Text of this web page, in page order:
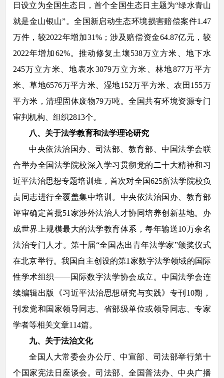
日设立为全国生态日，首个全国生态日主题为“绿水青山
就是金山银山”。全国新启动生态环境损害赔偿案件1.47
万件，较2022年增加31%；涉及赔偿资金64.87亿元，较
2022年增加62%。推动修复土壤538万立方米、地下水
245万立方米、地表水3079万立方米、林地877万平方
米、草地6576万平方米、湿地152万平方米、农田155万
平方米，清理固体废物79万吨。全国共有环境资源专门
审判机构、组织2813个。
八、关于法学教育和法学理论研究
中央依法治国办、司法部、教育部、中国法学会联
合举办全国法学院校深入学习贯彻党的二十大精神和习
近平法治思想专题培训班，首次对全国625所法学院校负
责同志进行全覆盖集中培训。中央依法治国办、教育部
评审确定首批51家涉外法治人才协同培养创新基地。办
成世界上规模最大的法学教育体系，每年输送10万余名
法治专门人才。第十届“全国杰出青年法学家”颁奖仪式
在北京举行。我国自主创设的第1家数字法学领域的国际
性学术组织——国际数字法学协会成立。中国法学会连
续编辑出版《习近平法治思想研究与实践》专刊10期，
刊发党和国家领导同志、省部级单位或领导同志、专家
学者等相关文章114篇。
九、关于法治文化
全国人大常委会办公厅、中宣部、司法部举行第十
个国家宪法日座谈会。司法部、全国普法办、中央广播